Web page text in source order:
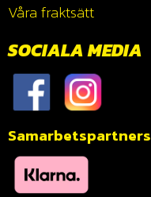
Våra fraktsätt
SOCIALA MEDIA
Samarbetspartners